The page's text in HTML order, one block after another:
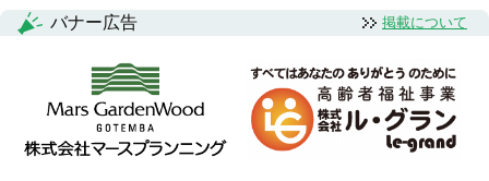
バナー広告 掲載について